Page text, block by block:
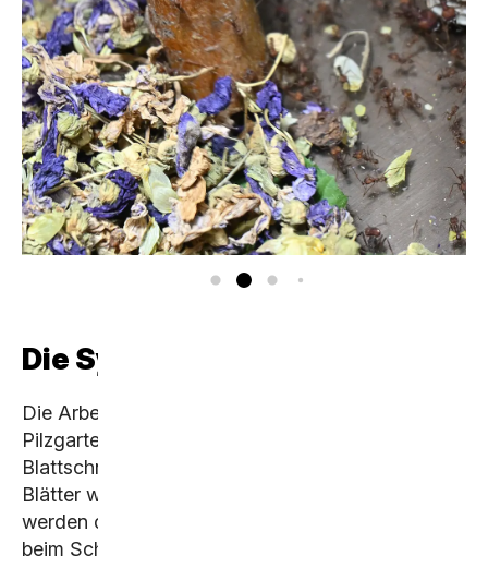
Die Symbiose
Die Arbeiterinnen betreuen den angelegten
Pilzgarten und halten den Pilz sauber.
Blattschneider leben vegetarisch. Die Säfte der
Blätter werden des Öfteren getrunken, jedoch
werden die Blätter nicht verspeist. So liefert der
beim Schneiden und Kauen frei werdende,